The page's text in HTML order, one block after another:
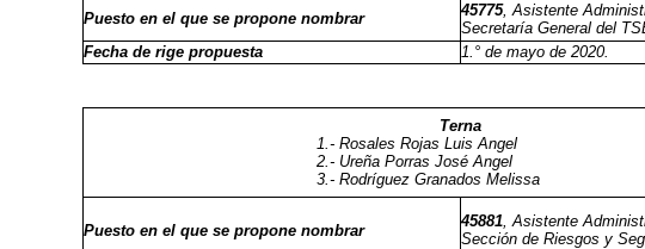
Puesto en el que se propone nombrar 45775, Asistente
Secretaría General del
Fecha de rige propuesta
1.° de mayo de 2020.
Terna
1.- Rosales Rojas Luis Angel
2.- Ureña Porras José Angel
3.- Rodríguez Granados Melissa
Puesto en el que se propone nombrar
45881, Asistente
Sección de Riesgos y